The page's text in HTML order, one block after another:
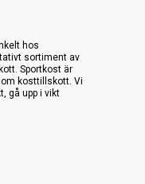
hos
sortiment av
Sportkost är
kosttillskott. Vi
gå upp i vikt